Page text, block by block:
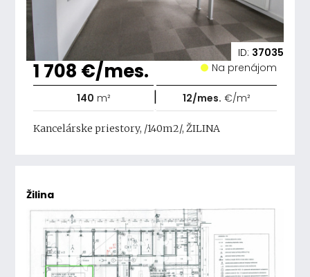
ID: 37035
1 708 €/mes. Na prenájom
140 m² | 12/mes. €/m²
Kancelárske priestory, /140m2/, ŽILINA
Žilina